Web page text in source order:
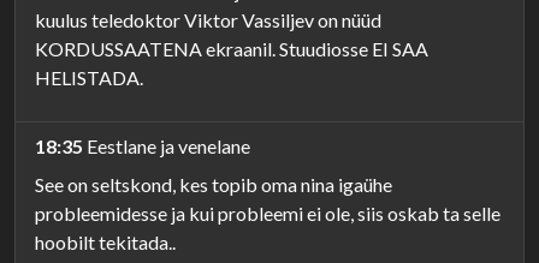
kuulus teledoktor Viktor Vassiljev on nüüd
KORDUSSAATENA ekraanil. Stuudiosse EI SAA
HELISTADA.
18:35 Eestlane ja venelane
See on seltskond, kes topib oma nina igaühe
probleemidesse ja kui probleemi ei ole, siis oskab ta selle
hoobilt tekitada..